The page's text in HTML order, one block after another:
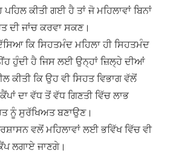
ਕੀਤੀ ਗਈ ਹੈ ਤਾਂ ਜੋ ਮਹਿਲਾਵਾਂ ਬਿਨਾਂ
ਦੀ ਜਾਂਚ ਕਰਵਾ ਸਕਣ।
ਕਿ ਸਿਹਤਮੰਦ ਮਹਿਲਾ ਹੀ ਸਿਹਤਮੰਦ
ਹੁੰਦੀ ਹੈ ਜਿਸ ਲਈ ਉਨ੍ਹਾਂ ਜ਼ਿਲ੍ਹੇ ਦੀਆਂ
ਕੀਤੀ ਕਿ ਉਹ ਵੀ ਸਿਹਤ ਵਿਭਾਗ ਵੱਲੋਂ
ਦਾ ਵੱਧ ਤੋਂ ਵੱਧ ਗਿਣਤੀ ਵਿੱਚ ਲਾਭ
ਨੂੰ ਸੁਰੱਖਿਅਤ ਬਣਾਉਣ।
ਵਲੋਂ ਮਹਿਲਾਵਾਂ ਲਈ ਭਵਿੱਖ ਵਿੱਚ ਵੀ
ਲਗਾਏ ਜਾਣਗੇ।